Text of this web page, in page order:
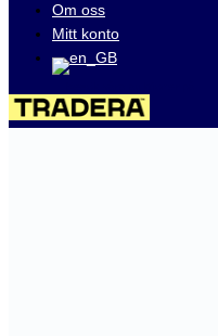
Om oss
Mitt konto